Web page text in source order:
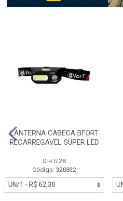
LANTERNA CABECA BFORT
RECARREGAVEL SUPER LED
ST-HL28
Código: 320832